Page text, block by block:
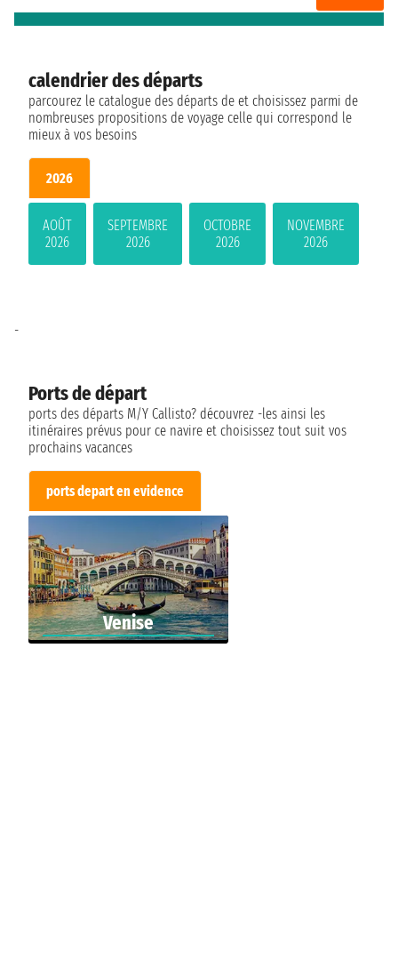
calendrier des départs
parcourez le catalogue des départs de et choisissez parmi de
nombreuses propositions de voyage celle qui correspond le
mieux à vos besoins
2026
AOÛT
2026
SEPTEMBRE
2026
OCTOBRE
2026
NOVEMBRE
2026
Ports de départ
ports des départs M/Y Callisto? découvrez -les ainsi les
itinéraires prévus pour ce navire et choisissez tout suit vos
prochains vacances
ports depart en evidence
Venise
-